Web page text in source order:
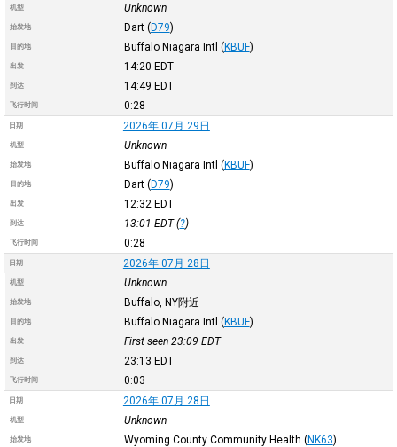
机型 Unknown
始发地 Dart (D79)
目的地 Buffalo Niagara Intl (KBUF)
出发 14:20 EDT
到达 14:49 EDT
飞行时间 0:28
日期 2026年 07月 29日
机型 Unknown
始发地 Buffalo Niagara Intl (KBUF)
目的地 Dart (D79)
出发 12:32 EDT
到达 13:01 EDT(?)
飞行时间 0:28
日期 2026年 07月 28日
机型 Unknown
始发地 Buffalo, NY附近
目的地 Buffalo Niagara Intl (KBUF)
出发 First seen 23:09 EDT
到达 23:13 EDT
飞行时间 0:03
日期 2026年 07月 28日
机型 Unknown
始发地 Wyoming County Community Health (NK63)